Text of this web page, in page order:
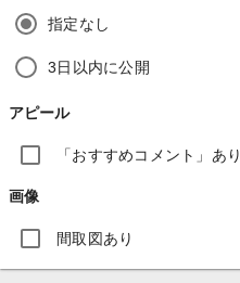
指定なし
3日以内に公開
アピール
「おすすめコメント」あり
画像
間取図あり